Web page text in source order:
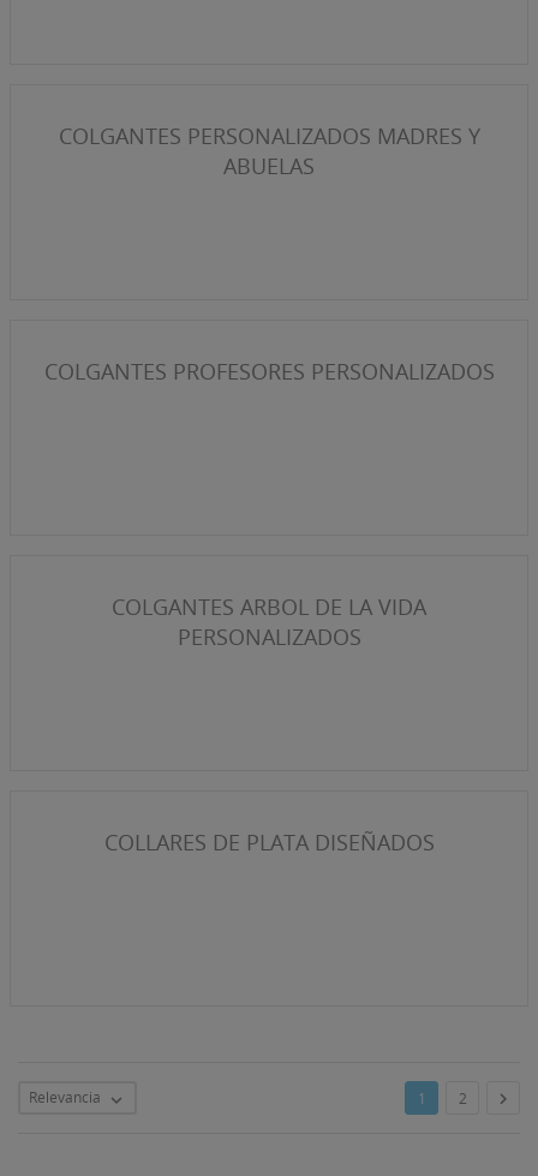
COLGANTES PERSONALIZADOS MADRES Y
ABUELAS
COLGANTES PROFESORES PERSONALIZADOS
COLGANTES ARBOL DE LA VIDA
PERSONALIZADOS
COLLARES DE PLATA DISEÑADOS
Relevancia  1 2 